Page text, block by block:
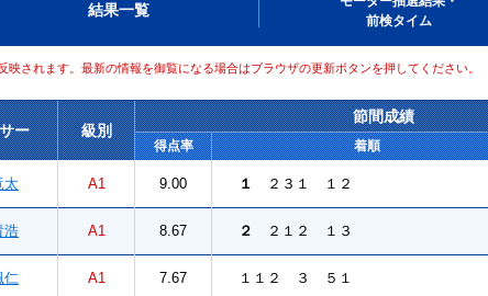
結果一覧
前検タイム
されます。最新の情報を御覧になる場合はブラウザの更新ボタンを押してください。
ー 級別
節間成績
得点率 着順
A1 9.00 １ ２３１ １２
A1 8.67 ２ ２１２ １３
A1 7.67 １１２ ３ ５１